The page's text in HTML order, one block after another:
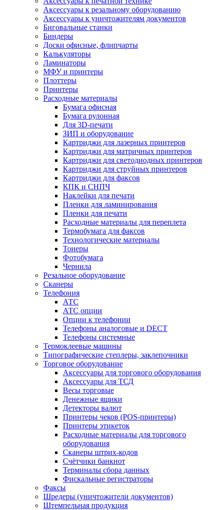
Аксессуары к резальному оборудованию
Аксессуары к уничтожителям документов
Биговальные станки
Биндеры
Доски офисные, флипчарты
Калькуляторы
Ламинаторы
МФУ и принтеры
Плоттеры
Принтеры
Расходные материалы
Бумага офисная
Бумага рулонная
Для 3D-печати
ЗИП и оборудование
Картриджи для лазерных принтеров
Картриджи для матричных принтеров
Картриджи для светодиодных принтеров
Картриджи для струйных принтеров
Картриджи для факсов
КПК и СНПЧ
Наклейки для печати
Пленки для ламинирования
Пленки для печати
Расходные материалы для переплета
Термобумага для факсов
Технологические материалы
Тонеры
Фотобумага
Чернила
Резальное оборудование
Сканеры
Телефония
АТС
АТС опции
Опции к телефонии
Телефоны аналоговые и DECT
Телефоны системные
Термоклеевые машины
Типографические степлеры, заклепочники
Торговое оборудование
Аксессуары для торгового оборудования
Аксессуары для ТСД
Весы торговые
Денежные ящики
Детекторы валют
Принтеры чеков (POS-принтеры)
Принтеры этикеток
Расходные материалы для торгового
оборудования
Сканеры штрих-кодов
Счётчики банкнот
Терминалы сбора данных
Фискальные регистраторы
Факсы
Шредеры (уничтожители документов)
Штемпельная продукция